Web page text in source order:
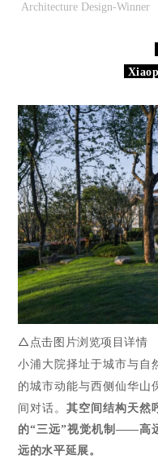
Architecture Design-Winner
△点击图片浏览项目详情
小浦大院择址于城市与自
的城市动能与西侧仙华山
间对话。其空间结构天然
的“三远”视觉机制——高
远的水平延展。